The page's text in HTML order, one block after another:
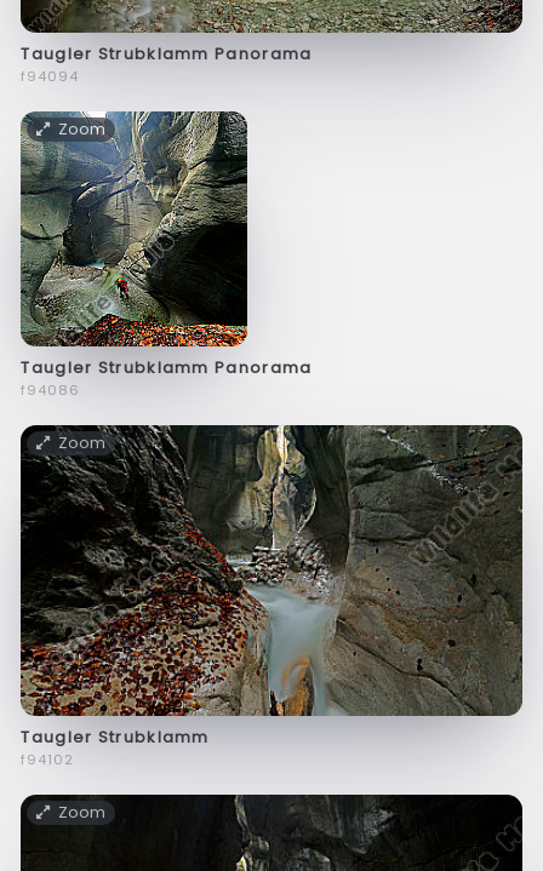
Taugler Strubklamm Panorama
f94094
Zoom
Taugler Strubklamm Panorama
f94086
Zoom
Taugler Strubklamm
f94102
Zoom